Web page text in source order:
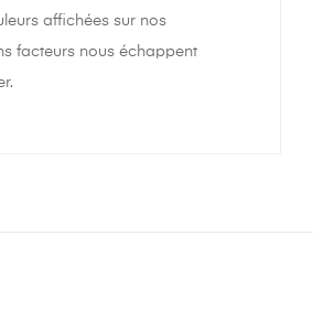
affichées sur nos
facteurs nous échappent